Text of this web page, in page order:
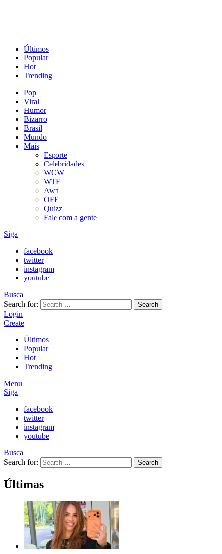
Últimos
Popular
Hot
Trending
Pop
Viral
Humor
Bizarro
Brasil
Mundo
Mais
Esporte
Celebridades
WOW
WTF
Awn
OFF
Quizz
Fale com a gente
Siga
facebook
twitter
instagram
youtube
Busca
Search for:
Search
Login
Create
Últimos
Popular
Hot
Trending
Menu
Siga
facebook
twitter
instagram
youtube
Busca
Search for:
Search
Últimas